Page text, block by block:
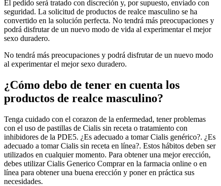
El pedido será tratado con discreción y, por supuesto, enviado con
seguridad. La solicitud de productos de realce masculino se ha
convertido en la solución perfecta. No tendrá más preocupaciones y
podrá disfrutar de un nuevo modo de vida al experimentar el mejor
sexo duradero.
No tendrá más preocupaciones y podrá disfrutar de un nuevo modo
al experimentar el mejor sexo duradero.
¿Cómo debo de tener en cuenta los
productos de realce masculino?
Tenga cuidado con el corazon de la enfermedad, tener problemas
con el uso de pastillas de Cialis sin receta o tratamiento con
inhibidores de la PDE5. ¿Es adecuado a tomar Cialis genérico?. ¿Es
adecuado a tomar Cialis sin receta en línea?. Estos hábitos deben ser
utilizados en cualquier momento. Para obtener una mejor erección,
debes utilizar Cialis Generico Comprar en la farmacia online o en
línea para obtener una buena erección y poner en práctica sus
necesidades.